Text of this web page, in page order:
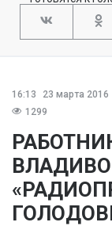
16:13
23 марта 2016
1299